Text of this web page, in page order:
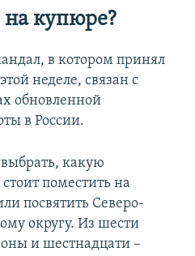
купюре?
в котором принял
неделе, связан с
обновленной
в России.
какую
поместить на
посвятить Северо-
округу. Из шести
и шестнадцати –